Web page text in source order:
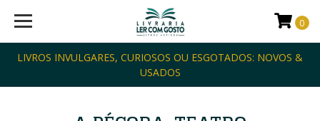
LIVROS INVULGARES, CURIOSOS OU ESGOTADOS: NOVOS &
USADOS
0